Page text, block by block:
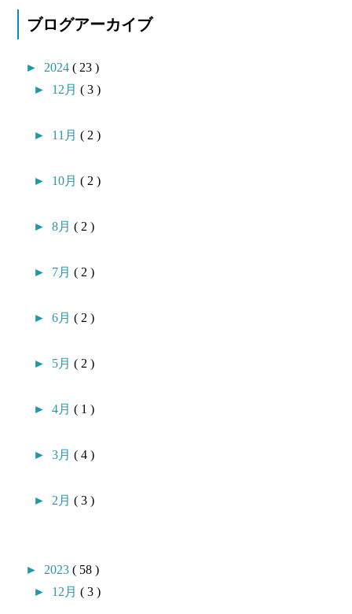
ブログアーカイブ
► 2024( 23 )
► 12月( 3 )
► 11月( 2 )
► 10月( 2 )
►8月( 2 )
► 7月( 2 )
►6月( 2 )
► 5月( 2 )
►4月( 1 )
►3月( 4 )
► 2月( 3 )
► 2023( 58 )
► 12月( 3 )